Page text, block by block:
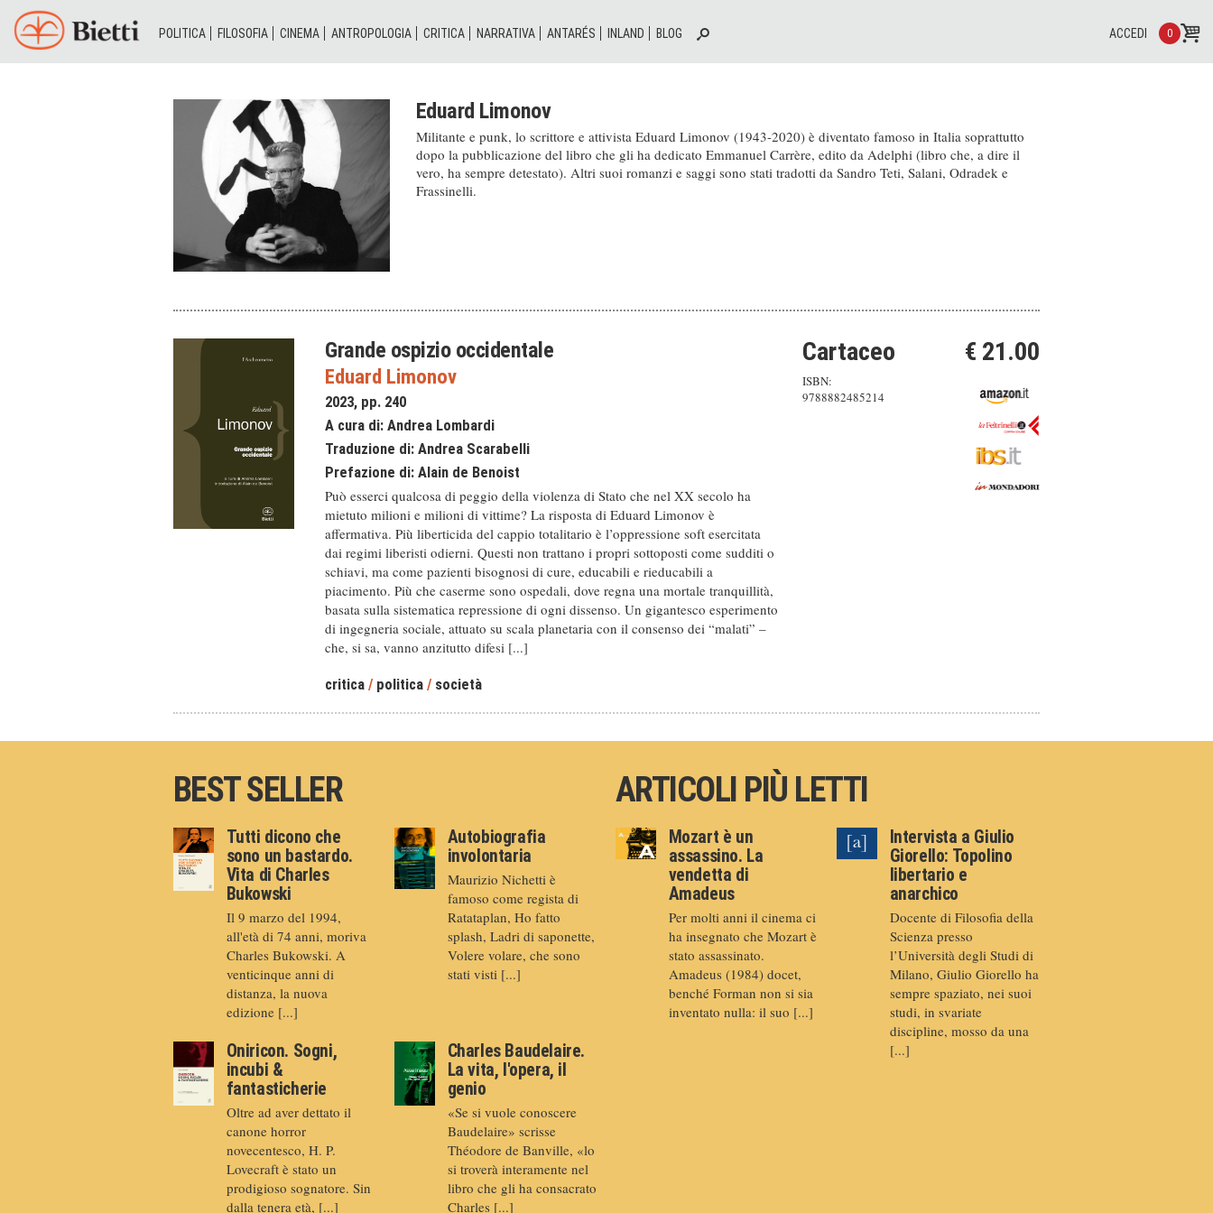
POLITICA FILOSOFIA CINEMA ANTROPOLOGIA CRITICA NARRATIVA ANTARÉS INLAND BLOG 0
ACCEDI
Eduard Limonov
Militante e punk, lo scrittore e attivista Eduard Limonov (1943-2020) è diventato famoso in Italia soprattutto
dopo la pubblicazione del libro che gli ha dedicato Emmanuel Carrère, edito da Adelphi (libro che, a dire il
vero, ha sempre detestato). Altri suoi romanzi e saggi sono stati tradotti da Sandro Teti, Salani, Odradek e
Frassinelli.
Grande ospizio occidentale
Eduard Limonov
2023, pp. 240
A cura di: Andrea Lombardi
Traduzione di: Andrea Scarabelli
Prefazione di: Alain de Benoist
Può esserci qualcosa di peggio della violenza di Stato che nel XX secolo ha
mietuto milioni e milioni di vittime? La risposta di Eduard Limonov è
affermativa. Più liberticida del cappio totalitario è l’oppressione soft esercitata
dai regimi liberisti odierni. Questi non trattano i propri sottoposti come sudditi o
schiavi, ma come pazienti bisognosi di cure, educabili e rieducabili a
piacimento. Più che caserme sono ospedali, dove regna una mortale tranquillità,
basata sulla sistematica repressione di ogni dissenso. Un gigantesco esperimento
di ingegneria sociale, attuato su scala planetaria con il consenso dei “malati” –
che, si sa, vanno anzitutto difesi [...]
critica / politica / società
Cartaceo
ISBN:
9788882485214
€ 21.00
BEST SELLER
Tutti dicono che
sono un bastardo.
Vita di Charles
Bukowski
Il 9 marzo del 1994,
all'età di 74 anni, moriva
Charles Bukowski. A
venticinque anni di
distanza, la nuova
edizione [...]
Autobiografia
involontaria
Maurizio Nichetti è
famoso come regista di
Ratataplan, Ho fatto
splash, Ladri di saponette,
Volere volare, che sono
stati visti [...]
Oniricon. Sogni,
incubi &
fantasticherie
Oltre ad aver dettato il
canone horror
novecentesco, H. P.
Lovecraft è stato un
prodigioso sognatore. Sin
dalla tenera età, [...]
Charles Baudelaire.
La vita, l'opera, il
genio
«Se si vuole conoscere
Baudelaire» scrisse
Théodore de Banville, «lo
si troverà interamente nel
libro che gli ha consacrato
Charles [...]
ARTICOLI PIÙ LETTI
Mozart è un
assassino. La
vendetta di
Amadeus
Per molti anni il cinema ci
ha insegnato che Mozart è
stato assassinato.
Amadeus (1984) docet,
benché Forman non si sia
inventato nulla: il suo [...]
Intervista a Giulio
Giorello: Topolino
libertario e
anarchico
Docente di Filosofia della
Scienza presso
l’Università degli Studi di
Milano, Giulio Giorello ha
sempre spaziato, nei suoi
studi, in svariate
discipline, mosso da una
[...]